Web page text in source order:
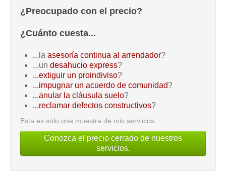
¿Preocupado con el precio?
¿Cuánto cuesta...
...la asesoría continua al arrendador?
...un desahucio express?
...extiguir un proindiviso?
...impugnar un acuerdo de comunidad?
...anular la cláusula suelo?
...reclamar defectos constructivos?
Esta es sólo una muestra de mis servicios.
Conozca el precio cerrado de nuestros
servicios.